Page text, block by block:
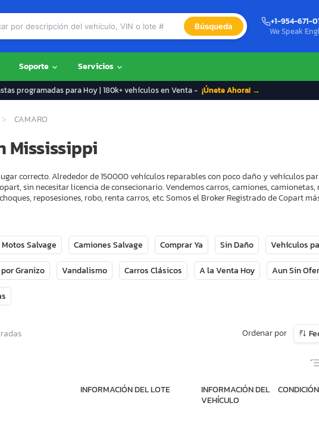
Búsqueda
+1-954-671-
We Speak
Soporte Servicios
programadas para Hoy | 180k+ vehículos en Venta - ¡Únete Ahora! →
CAMARO
Mississippi
correcto. Alrededor de 150000 vehículos reparables con poco daño y vehículos
sin necesitar licencia de consecionario. Vendemos carros, camiones,
reposesiones, robo, renta carros, etc. Somos el Broker Registrado de Copart
Motos Salvage Camiones Salvage Comprar Ya Sin Daño Vehículos
Granizo Vandalismo Carros Clásicos A la Venta Hoy Aun Sin
Ordenar por
INFORMACIÓN DEL LOTE
INFORMACIÓN DEL
VEHÍCULO
CONDICIÓN